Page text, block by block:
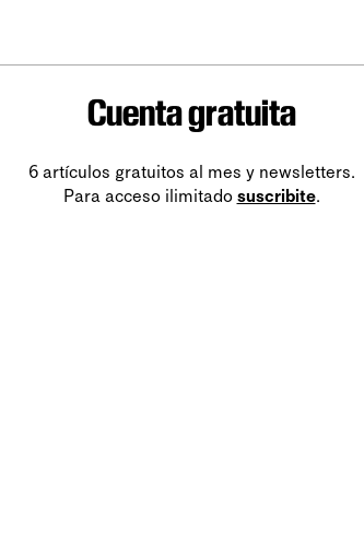
Cuenta gratuita
6 artículos gratuitos al mes y newsletters.
Para acceso ilimitado suscribite.